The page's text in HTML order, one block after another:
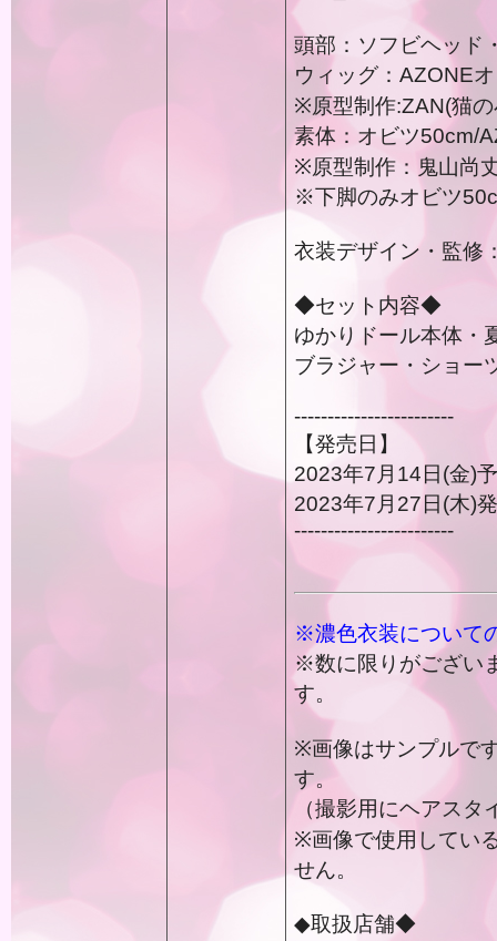
頭部：ソフビヘッド
ウィッグ：AZONE
※原型制作:ZAN(猫
素体：オビツ50cm/
※原型制作：鬼山尚
※下脚のみオビツ
衣装デザイン・監修
◆セット内容◆
ゆかりドール本体・
ブラジャー・ショー
------------------------
【発売日】
2023年7月14日(金)
2023年7月27日(木)
------------------------
※濃色衣装について
※数に限りがござい
す。
※画像はサンプルで
す。
（撮影用にヘアス
※画像で使用してい
せん。
◆取扱店舗◆